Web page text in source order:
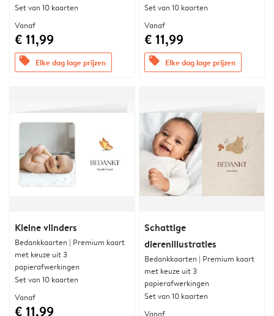
Set van 10 kaarten
Vanaf
€ 11,99
offers Elke dag lage prijzen
Set van 10 kaarten
Vanaf
€ 11,99
offers Elke dag lage prijzen
Kleine vlinders
Bedankkaarten | Premium kaart
met keuze uit 3
papierafwerkingen
Set van 10 kaarten
Vanaf
€ 11,99
Schattige
dierenillustraties
Bedankkaarten | Premium kaart
met keuze uit 3
papierafwerkingen
Set van 10 kaarten
Vanaf